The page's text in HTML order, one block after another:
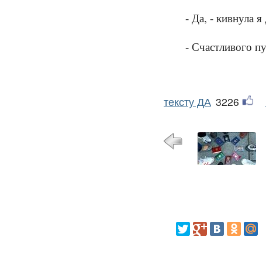
- Да, - кивнула
- Счастливого
тексту ДА 3226